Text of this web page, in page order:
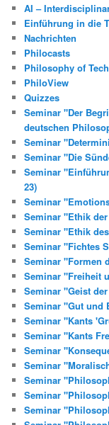
AI –
Einführung in die
Nachrichten
Philocasts
Philosophy of
PhiloView
Quizzes
Seminar "Der
deutschen
Seminar
Seminar "Die
Seminar
23)
Seminar
Seminar "Ethik
Seminar "Ethik
Seminar "Fichtes
Seminar "Formen
Seminar "Freiheit
Seminar "Geist
Seminar "Gut und
Seminar "Kants
Seminar "Kants
Seminar
Seminar
Seminar
Seminar
Seminar